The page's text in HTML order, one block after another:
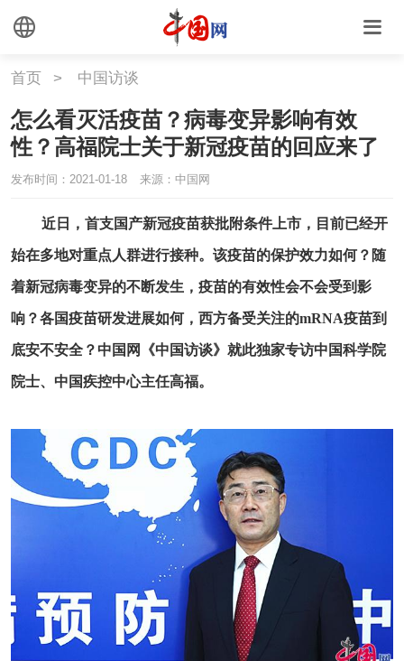
首页 > 中国访谈
怎么看灭活疫苗？病毒变异影响有效
性？高福院士关于新冠疫苗的回应来了
发布时间：2021-01-18 10:49:12来源：中国网
近日，首支国产新冠疫苗获批附条件上市，目前已经开
始在多地对重点人群进行接种。该疫苗的保护效力如何？随
着新冠病毒变异的不断发生，疫苗的有效性会不会受到影
响？各国疫苗研发进展如何，西方备受关注的mRNA疫苗到
底安不安全？中国网《中国访谈》就此独家专访中国科学院
院士、中国疾控中心主任高福。